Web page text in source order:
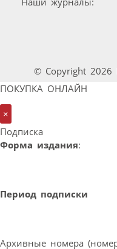
© Copyright 2026
ПОКУПКА ОНЛАЙН
×
Подписка
Форма издания:
Период подписки
Архивные номера